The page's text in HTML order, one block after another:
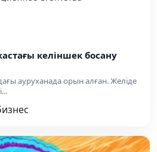
келіншек босану
ауруханада орын алған. Желіде